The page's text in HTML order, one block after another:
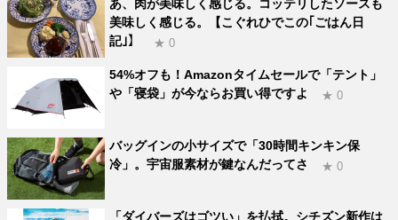
あ、肉が美味しく感じる。コッテリしたソースも
美味しく感じる。【こぐれひでこの｢ごはん日
記｣】
★ 0
54%オフも！Amazonタイムセールで「テント」
や「寝袋」が今ならお買い得ですよ
★ 0
バッグインの小サイズで「30時間キンキン保
冷」。宇宙服素材が鍵なんだってさ
★ 0
「ダイバーズはゴツい」を払拭。シチズン新作は